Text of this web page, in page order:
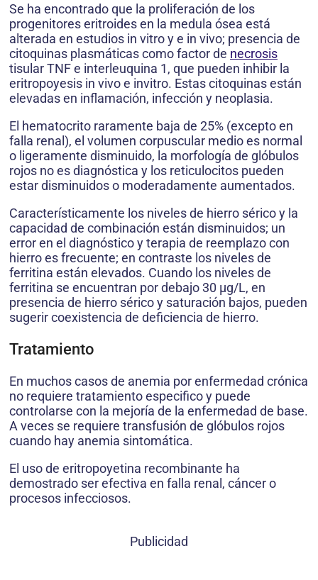
Se ha encontrado que la proliferación de los
progenitores eritroides en la medula ósea está
alterada en estudios in vitro y e in vivo; presencia de
citoquinas plasmáticas como factor de necrosis
tisular TNF e interleuquina 1, que pueden inhibir la
eritropoyesis in vivo e invitro. Estas citoquinas están
elevadas en inflamación, infección y neoplasia.
El hematocrito raramente baja de 25% (excepto en
falla renal), el volumen corpuscular medio es normal
o ligeramente disminuido, la morfología de glóbulos
rojos no es diagnóstica y los reticulocitos pueden
estar disminuidos o moderadamente aumentados.
Característicamente los niveles de hierro sérico y la
capacidad de combinación están disminuidos; un
error en el diagnóstico y terapia de reemplazo con
hierro es frecuente; en contraste los niveles de
ferritina están elevados. Cuando los niveles de
ferritina se encuentran por debajo 30 µg/L, en
presencia de hierro sérico y saturación bajos, pueden
sugerir coexistencia de deficiencia de hierro.
Tratamiento
En muchos casos de anemia por enfermedad crónica
no requiere tratamiento especifico y puede
controlarse con la mejoría de la enfermedad de base.
A veces se requiere transfusión de glóbulos rojos
cuando hay anemia sintomática.
El uso de eritropoyetina recombinante ha
demostrado ser efectiva en falla renal, cáncer o
procesos infecciosos.
Publicidad